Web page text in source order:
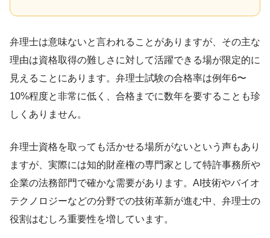
弁理士は意味ないと言われることがありますが、その主な
理由は資格取得の難しさに対して活躍できる場が限定的に
見えることにあります。弁理士試験の合格率は例年6〜
10%程度と非常に低く、合格までに数年を要することも珍
しくありません。
弁理士資格を取っても活かせる場所がないという声もあり
ますが、実際には知的財産権の専門家として特許事務所や
企業の法務部門で確かな需要があります。AI技術やバイオ
テクノロジーなどの分野での技術革新が進む中、弁理士の
役割はむしろ重要性を増しています。